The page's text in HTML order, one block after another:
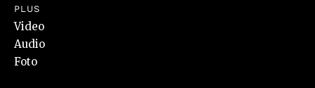
PLUS
Video
Audio
Foto